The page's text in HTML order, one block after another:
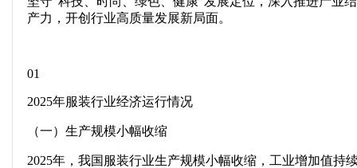
产力，开创行业高质量发展新局面。
01
2025年服装行业经济运行情况
（一）生产规模小幅收缩
2025年，我国服装行业生产规模小幅收缩，工业增加值持